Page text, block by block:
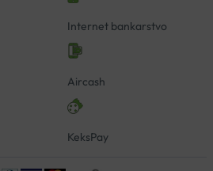
Internet bankarstvo
Aircash
KeksPay